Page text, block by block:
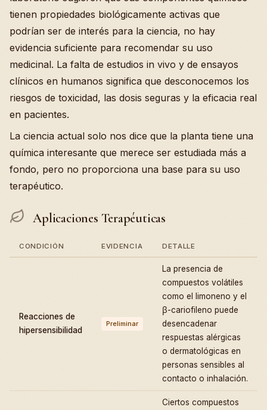
tienen propiedades biológicamente activas que
podrían ser de interés para la ciencia, no hay
evidencia suficiente para recomendar su uso
medicinal. La falta de estudios in vivo y de ensayos
clínicos en humanos significa que desconocemos los
riesgos de toxicidad, las dosis seguras y la eficacia real
en pacientes.
La ciencia actual solo nos dice que la planta tiene una
química interesante que merece ser estudiada más a
fondo, pero no proporciona una base para su uso
terapéutico.
Aplicaciones Terapéuticas
CONDICIÓN EVIDENCIA DETALLE
Reacciones de
hipersensibilidad
Preliminar
La presencia de
compuestos volátiles
como el limoneno y el
β-cariofileno puede
desencadenar
respuestas alérgicas
o dermatológicas en
personas sensibles al
contacto o inhalación.
Ciertos compuestos